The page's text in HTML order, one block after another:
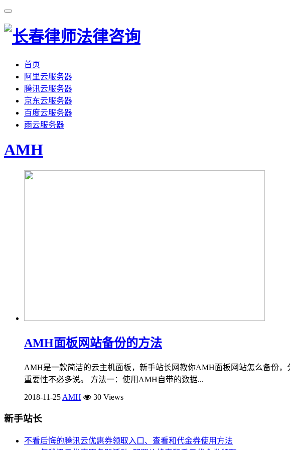
首页
阿里云服务器
腾讯云服务器
京东云服务器
百度云服务器
雨云服务器
AMH
AMH面板网站备份的方法
AMH是一款简洁的云主机面板，新手站长网教你AMH面板网站怎么备份
重要性不必多说。 方法一：使用AMH自带的数据...
2018-11-25 AMH 30 Views
新手站长
不看后悔的腾讯云优惠券领取入口、查看和代金券使用方法